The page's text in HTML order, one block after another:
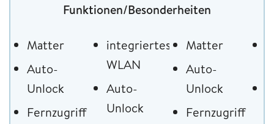
Funktionen/Besonderheiten
Matter
Auto-
Unlock
Fernzugriff
integriertes
WLAN
Auto-
Unlock
Matter
Auto-
Unlock
Fernzugriff